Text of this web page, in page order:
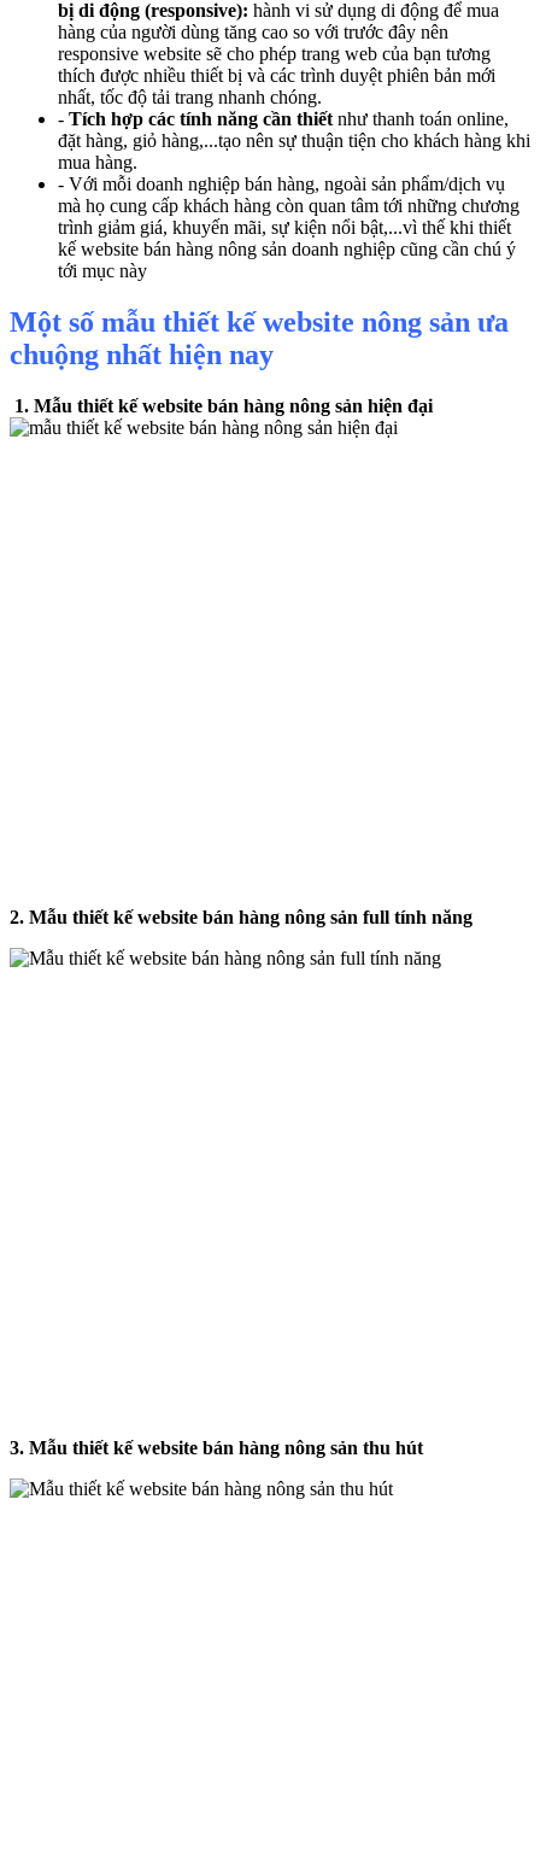
bị di động (responsive): hành vi sử dụng di động để mua
hàng của người dùng tăng cao so với trước đây nên
responsive website sẽ cho phép trang web của bạn tương
thích được nhiều thiết bị và các trình duyệt phiên bản mới
nhất, tốc độ tải trang nhanh chóng.
- Tích hợp các tính năng cần thiết như thanh toán online,
đặt hàng, giỏ hàng,...tạo nên sự thuận tiện cho khách hàng khi
mua hàng.
- Với mỗi doanh nghiệp bán hàng, ngoài sản phẩm/dịch vụ
mà họ cung cấp khách hàng còn quan tâm tới những chương
trình giảm giá, khuyến mãi, sự kiện nổi bật,...vì thế khi thiết
kế website bán hàng nông sản doanh nghiệp cũng cần chú ý
tới mục này
Một số mẫu thiết kế website nông sản ưa
chuộng nhất hiện nay
1. Mẫu thiết kế website bán hàng nông sản hiện đại
2. Mẫu thiết kế website bán hàng nông sản full tính năng
3. Mẫu thiết kế website bán hàng nông sản thu hút